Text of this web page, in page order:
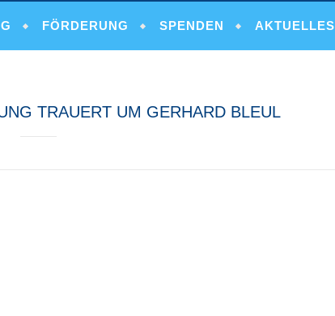
FÖRDERUNG SPENDEN AKTUELLES
TRAUERT UM GERHARD BLEUL